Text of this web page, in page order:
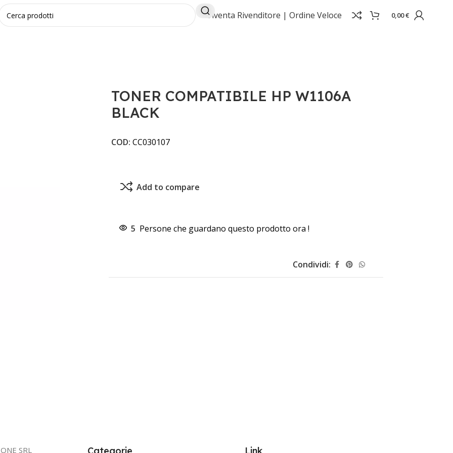
Diventa Rivenditore | Ordine Veloce 0,00€
TONER COMPATIBILE HP W1106A BLACK
TONER COMPATIBILE HP W1106A
BLACK
COD: CC030107
Add to compare
5 Persone che guardano questo prodotto ora !
Condividi:
SRL Categorie Link